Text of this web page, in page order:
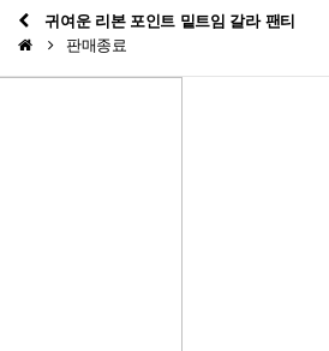
귀여운 리본 포인트 밑트임 갈라 팬티
판매종료